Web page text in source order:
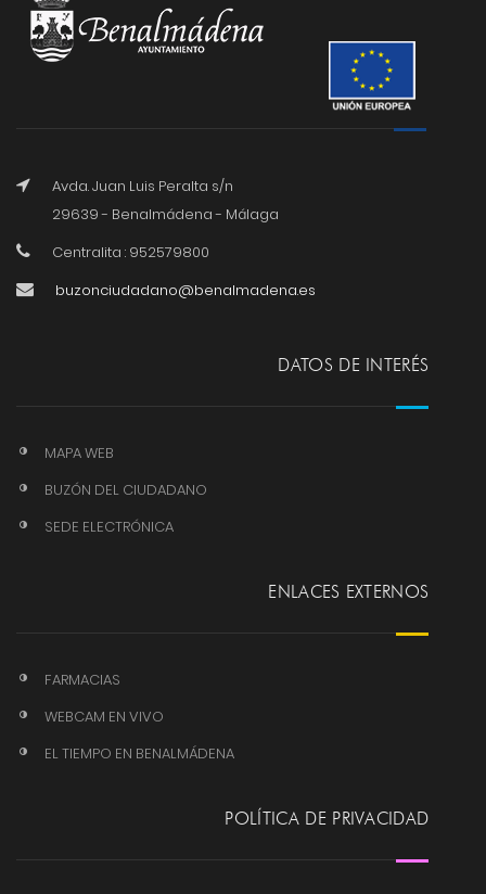
Avda. Juan Luis Peralta s/n
29639 - Benalmádena - Málaga
Centralita : 952579800
buzonciudadano@benalmadena.es
DATOS DE INTERÉS
MAPA WEB
BUZÓN DEL CIUDADANO
SEDE ELECTRÓNICA
ENLACES EXTERNOS
FARMACIAS
WEBCAM EN VIVO
EL TIEMPO EN BENALMÁDENA
POLÍTICA DE PRIVACIDAD